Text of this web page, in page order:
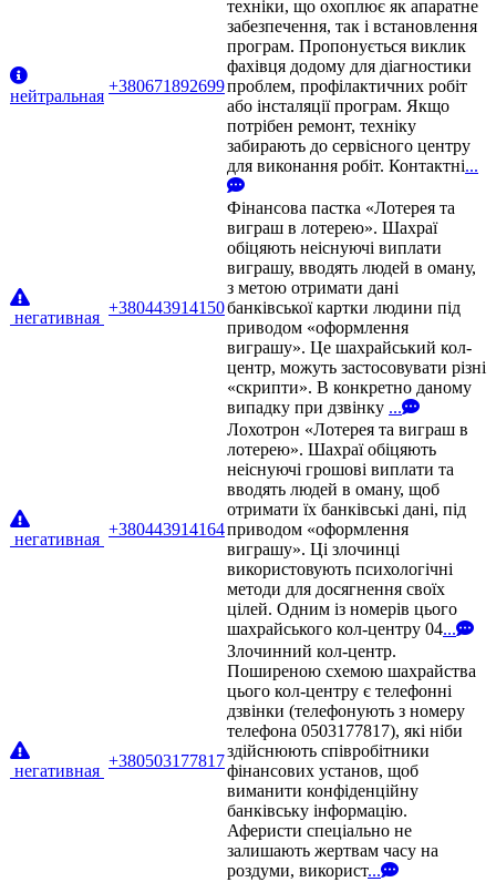
нейтральная
+380671892699
техніки, що охоплює як апаратне
забезпечення, так і встановлення
програм. Пропонується виклик
фахівця додому для діагностики
проблем, профілактичних робіт
або інсталяції програм. Якщо
потрібен ремонт, техніку
забирають до сервісного центру
для виконання робіт. Контактні...
негативная
+380443914150
Фінансова пастка «Лотерея та
виграш в лотерею». Шахраї
обіцяють неіснуючі виплати
виграшу, вводять людей в оману,
з метою отримати дані
банківської картки людини під
приводом «оформлення
виграшу». Це шахрайський кол-
центр, можуть застосовувати різні
«скрипти». В конкретно даному
випадку при дзвінку ...
негативная
+380443914164
Лохотрон «Лотерея та виграш в
лотерею». Шахраї обіцяють
неіснуючі грошові виплати та
вводять людей в оману, щоб
отримати їх банківські дані, під
приводом «оформлення
виграшу». Ці злочинці
використовують психологічні
методи для досягнення своїх
цілей. Одним із номерів цього
шахрайського кол-центру 04...
негативная
+380503177817
Злочинний кол-центр.
Поширеною схемою шахрайства
цього кол-центру є телефонні
дзвінки (телефонують з номеру
телефона 0503177817), які ніби
здійснюють співробітники
фінансових установ, щоб
виманити конфіденційну
банківську інформацію.
Аферисти спеціально не
залишають жертвам часу на
роздуми, використ...